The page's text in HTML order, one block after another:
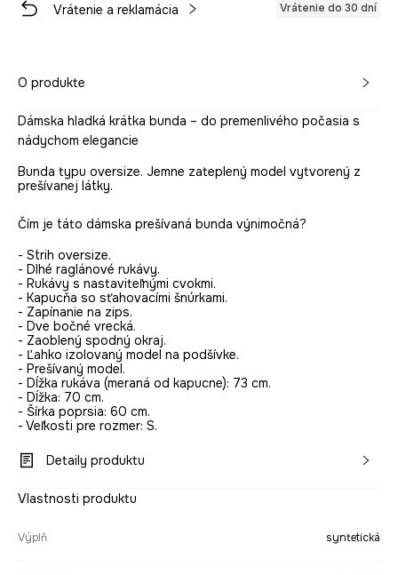
Vrátenie a reklamácia Vrátenie do 30 dní
O produkte
Dámska hladká krátka bunda – do premenlivého počasia s
nádychom elegancie
Bunda typu oversize. Jemne zateplený model vytvorený z
prešívanej látky.
Čím je táto dámska prešívaná bunda výnimočná?
- Strih oversize.
- Dlhé raglánové rukávy.
- Rukávy s nastaviteľnými cvokmi.
- Kapucňa so sťahovacími šnúrkami.
- Zapínanie na zips.
- Dve bočné vrecká.
- Zaoblený spodný okraj.
- Ľahko izolovaný model na podšívke.
- Prešívaný model.
- Dĺžka rukáva (meraná od kapucne): 73 cm.
- Dĺžka: 70 cm.
- Šírka poprsia: 60 cm.
- Veľkosti pre rozmer: S.
Detaily produktu
Vlastnosti produktu
Výplň syntetická